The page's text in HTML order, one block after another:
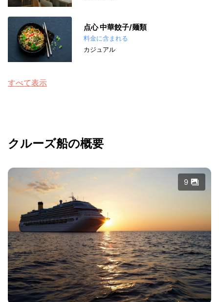
点心 中華餃子/麺類
料金に含まれる
カジュアル
すべて表示
クルーズ船の概要
9